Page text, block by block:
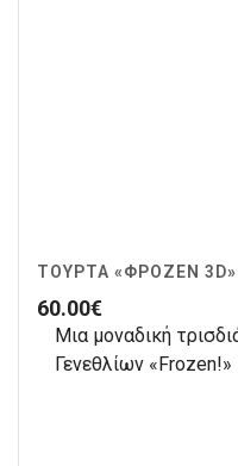
ΤΟΎΡΤΑ «ΦΡΌΖΕΝ 3D»
60.00€
Μια μοναδική
Γενεθλίων «Frozen!»